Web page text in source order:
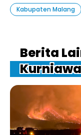
Kabupaten Malang
Berita